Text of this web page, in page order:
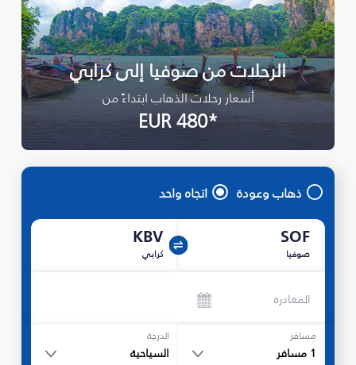
الرحلات من صوفيا إلى كرابي
أسعار رحلات الذهاب ابتداءً من
*EUR 480
ذهاب وعودة اتجاه واحد
SOF
صوفيا
KBV
كرابي
المغادرة
مسافر
1 مسافر
الدرجة
السياحية